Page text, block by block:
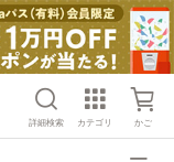
詳細検索 カテゴリ かご